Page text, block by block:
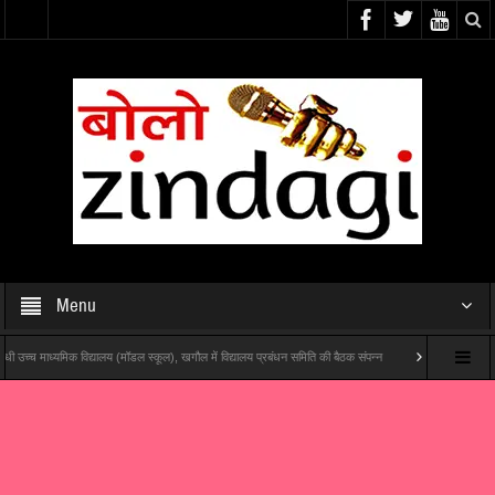
Menu
विद्यालय (मॉडल स्कूल), खगौल में विद्यालय प्रबंधन समिति की बैठक संपन्न यश राज फिल्म्स और पोशम